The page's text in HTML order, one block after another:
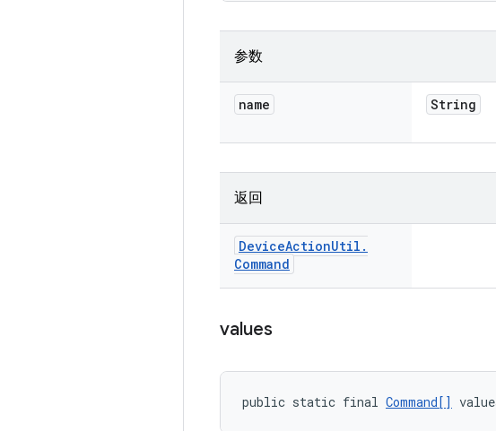
参数
name String
返回
DeviceActionUtil .
Command
values
public static final Command[]